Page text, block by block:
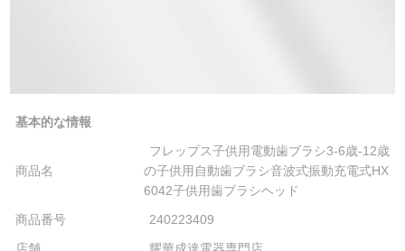
基本的な情報
商品名
フレップス子供用電動歯ブラシ3-6歳-12歳
の子供用自動歯ブラシ音波式振動充電式HX
6042子供用歯ブラシヘッド
商品番号
240223409